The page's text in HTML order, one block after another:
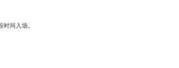
间入场。